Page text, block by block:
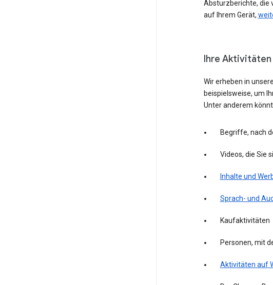
Absturzberichte, die
auf Ihrem Gerät,
Ihre Aktivitäten
Wir erheben in
beispielsweise, um
Unter anderem
Begriffe, nach
Videos, die Sie
Inhalte und
Sprach- und
Kaufaktivitäten
Personen, mit
Aktivitäten auf